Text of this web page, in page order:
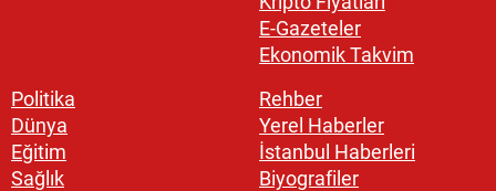
E-Gazeteler
Ekonomik Takvim
Politika
Dünya
Eğitim
Sağlık
Rehber
Yerel Haberler
İstanbul Haberleri
Biyografiler